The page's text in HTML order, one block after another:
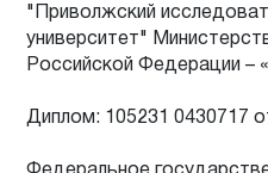
"Приволжский
университет"
Российской Федерации –
Диплом: 105231 0430717